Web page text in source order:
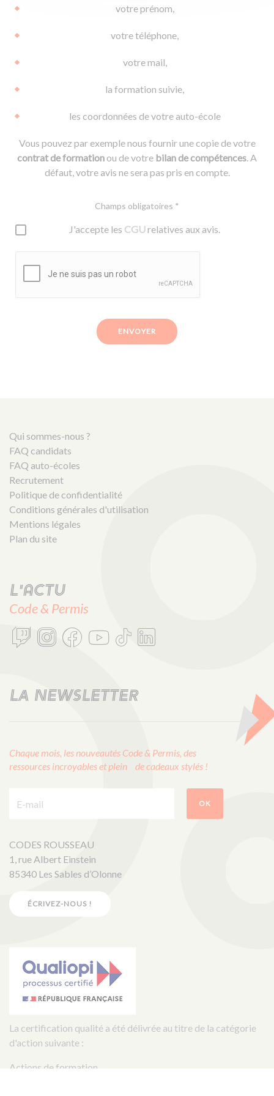
votre prénom,
votre téléphone,
votre mail,
la formation suivie,
les coordonnées de votre auto-école
Vous pouvez par exemple nous fournir une copie de votre
contrat de formationou de votre bilan de compétences. A
défaut, votre avis ne sera pas pris en compte.
Champs obligatoires *
J'accepte les CGUrelatives aux avis.
ENVOYER
Qui sommes-nous ?
FAQ candidats
FAQ auto-écoles
Recrutement
Politique de confidentialité
Conditions générales d'utilisation
Mentions légales
Plan du site
L'actu
Code & Permis
LA NEWSLETTER
Chaque mois, les nouveautés Code & Permis, des
ressources incroyables et plein de cadeaux stylés !
OK
CODES ROUSSEAU
1, rue Albert Einstein
85340 Les Sables d’Olonne
ÉCRIVEZ-NOUS !
La certification qualité a été délivrée au titre de la catégorie
d'action suivante :
Actions de formation